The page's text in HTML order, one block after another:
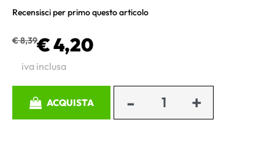
Recensisci per primo questo articolo
€ 8,39€ 4,20
iva inclusa
ACQUISTA